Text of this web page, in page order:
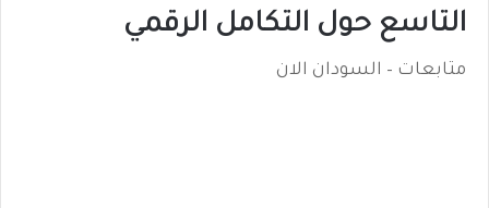
التاسع حول التكامل الرقمي
متابعات – السودان الان